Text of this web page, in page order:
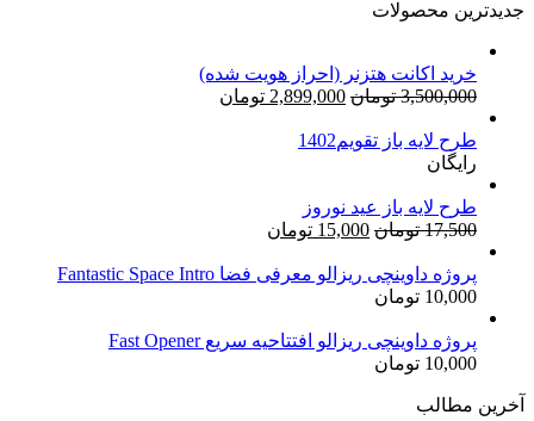
جدیدترین محصولات
خرید اکانت هتزنر (احراز هویت شده)
3,500,000 تومان قیمت
2,899,000 تومان
طرح لایه باز تقویم1402
رایگان
طرح لایه باز عید نوروز
17,500 تومان قیمت
17,500 تومان
15,000 تومان
15,000 تومان.
پروژه داوینچی ریزالو معرفی فضا Fantastic Space Intro
10,000 تومان
پروژه داوینچی ریزالو افتتاحیه سریع Fast Opener
10,000 تومان
آخرین مطالب